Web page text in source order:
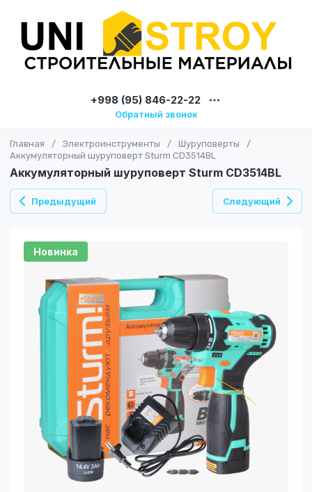
+998 (95) 846-22-22
Обратный звонок
Главная / Электроинструменты / Шуруповерты
/
Аккумуляторный шуруповерт Sturm CD3514BL
Аккумуляторный шуруповерт Sturm CD3514BL
Предыдущий Следующий
Новинка